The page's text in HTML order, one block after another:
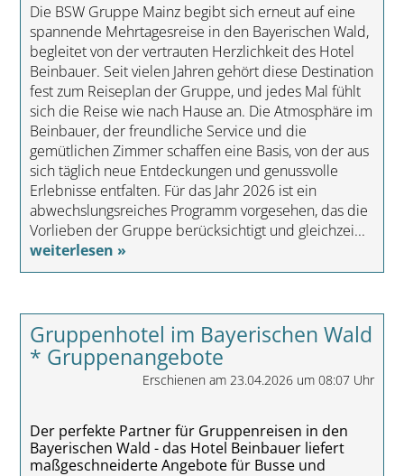
Die BSW Gruppe Mainz begibt sich erneut auf eine
spannende Mehrtagesreise in den Bayerischen Wald,
begleitet von der vertrauten Herzlichkeit des Hotel
Beinbauer. Seit vielen Jahren gehört diese Destination
fest zum Reiseplan der Gruppe, und jedes Mal fühlt
sich die Reise wie nach Hause an. Die Atmosphäre im
Beinbauer, der freundliche Service und die
gemütlichen Zimmer schaffen eine Basis, von der aus
sich täglich neue Entdeckungen und genussvolle
Erlebnisse entfalten. Für das Jahr 2026 ist ein
abwechslungsreiches Programm vorgesehen, das die
Vorlieben der Gruppe berücksichtigt und gleichzei...
weiterlesen »
Gruppenhotel im Bayerischen Wald
* Gruppenangebote
Erschienen am 23.04.2026 um 08:07 Uhr
Der perfekte Partner für Gruppenreisen in den
Bayerischen Wald - das Hotel Beinbauer liefert
maßgeschneiderte Angebote für Busse und